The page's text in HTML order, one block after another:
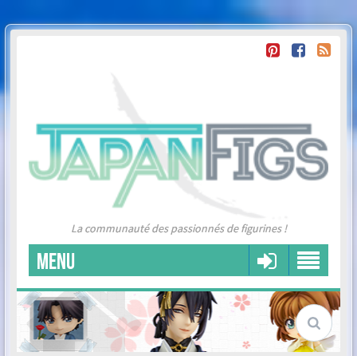
La communauté des passionnés de figurines !
MENU